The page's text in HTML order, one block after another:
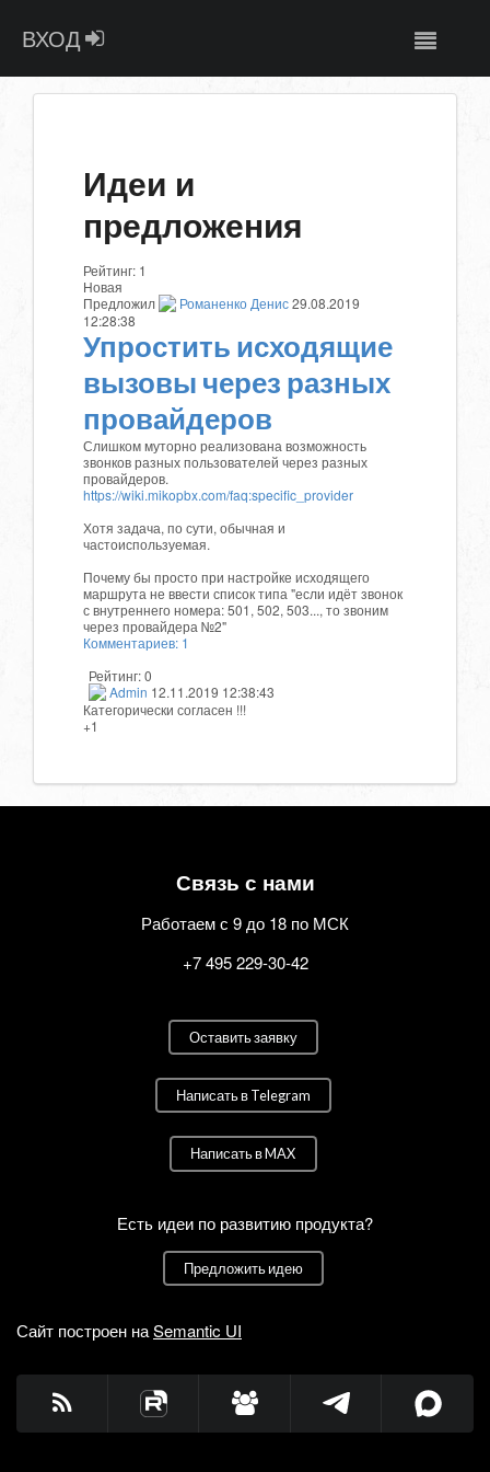
ВХОД
Идеи и
предложения
Рейтинг: 1
Новая
Предложил
Романенко Денис29.08.2019
12:28:38
Упростить исходящие
вызовы через разных
провайдеров
Слишком муторно реализована возможность
звонков разных пользователей через разных
провайдеров.
https://wiki.mikopbx.com/faq:specific_provider
Хотя задача, по сути, обычная и
частоиспользуемая.
Почему бы просто при настройке исходящего
маршрута не ввести список типа "если идёт звонок
с внутреннего номера: 501, 502, 503..., то звоним
через провайдера №2"
Комментариев: 1
Рейтинг:0
Admin 12.11.2019 12:38:43
Категорически согласен !!!
+1
Связь с нами
Работаем с 9 до 18 по МСК
+7 495 229-30-42
Оставить заявку
Написать в Telegram
Написать в MAX
Есть идеи по развитию продукта?
Предложить идею
Сайт построен наSemantic UI